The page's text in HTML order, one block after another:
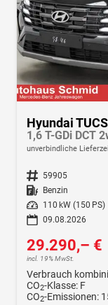
Hyundai
1,6 T-GDi DCT
unverbindliche
Fahrzeugnr. 59905
Kraftstoff Benzin
Leistung
110 kW (150 PS)
09.08.2026
29.290,– €
incl. 19% MwSt.
Verbrauch
CO2-Klasse: F
CO2-Emissionen: